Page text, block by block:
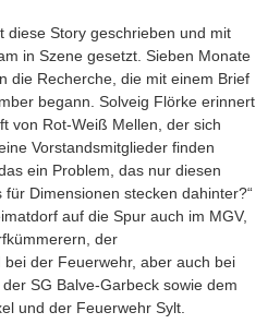
diese Story geschrieben und mit
in Szene gesetzt. Sieben Monate
die Recherche, die mit einem Brief
begann. Solveig Flörke erinnert
von Rot-Weiß Mellen, der sich
Vorstandsmitglieder finden
ein Problem, das nur diesen
Dimensionen stecken dahinter?“
auf die Spur auch im MGV,
der
der Feuerwehr, aber auch bei
SG Balve-Garbeck sowie dem
und der Feuerwehr Sylt.